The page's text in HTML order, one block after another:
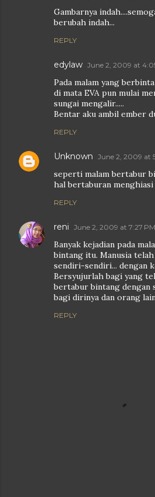
Gambarnya
berubah indah...
REPLY
edylaw June 2, 2009 at
Pada malam yang
di mata EVA pun mulai
sungai mengalir.....
Bentar aku ambil ember
REPLY
Unknown June 2, 2009 at
seperti malam bertabur
hal bertaburan menghiasi
REPLY
reni June 2, 2009 at 7:27 PM
Banyak kejadian pada
bintang itu. Manusia
sendiri-sendiri... dengan
Bersyujurlah bagi yang
bertabur bintang dengan
bagi dirinya dan orang
REPLY